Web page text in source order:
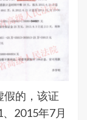
假的，该证
2015年7月